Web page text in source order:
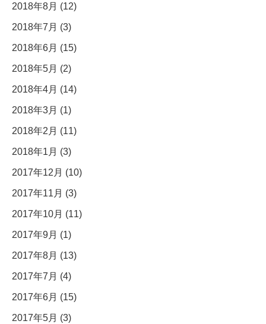
2018年8月 (12)
2018年7月 (3)
2018年6月 (15)
2018年5月 (2)
2018年4月 (14)
2018年3月 (1)
2018年2月 (11)
2018年1月 (3)
2017年12月 (10)
2017年11月 (3)
2017年10月 (11)
2017年9月 (1)
2017年8月 (13)
2017年7月 (4)
2017年6月 (15)
2017年5月 (3)